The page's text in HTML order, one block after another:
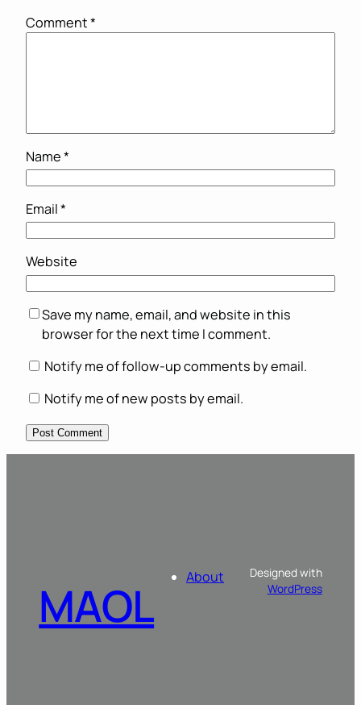
Comment*
Name*
Email*
Website
Save my name, email, and website in this
browser for the next time I comment.
Notify me of follow-up comments by email.
Notify me of new posts by email.
MAOL About
Designed with
WordPress